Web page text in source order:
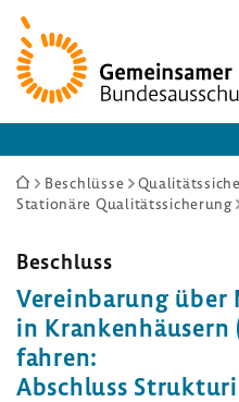
Zur
Startseite
Sie
sind
Beschlüsse
Stationäre Qualitätssicherung
Beschluss
Verein­ba­rung über
in
fahren:
Abschluss